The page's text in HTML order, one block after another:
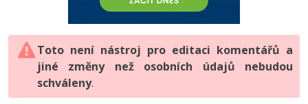
HTML5, CSS3, Bootstrap, SEO
SQL a databáze
Testování a verzování
PHP
JavaScript
Python
Vývojář mobilních aplikací
C# Game developer
-80%
JavaScript -80%
PHP -80%
Digitální gramotnost
Marketing
WordPress
-80%
Adobe Illustrator -80%
Adobe Lightroom
Toto není nástroj pro editaci komentářů a
jiné změny než osobních údajů nebudou
schváleny.